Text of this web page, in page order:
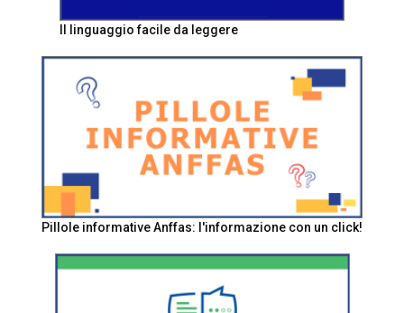
Il linguaggio facile da leggere
Pillole informative Anffas: l'informazione con un click!